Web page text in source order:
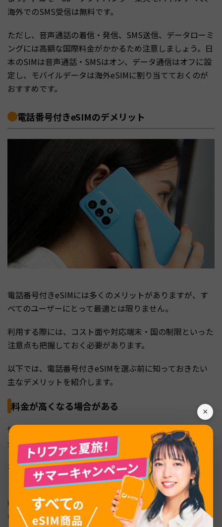
×
海外でのSMS受信は無料です。
ただし、音声通話の着信・発信、SMS送信、データローミ
ングには高額な国際料金がかかるため注意しましょう。日
本のSIMは音声通話・SMSはオン、データ通信はオフに設
定し、モバイルデータは海外eSIMに割り当てておくのが
おすすめです。
電話番号付きeSIMのデメリット
電話番号付きeSIMには多くのメリットがありますが、す
べてのユーザーにとって最適とは限りません。
利用する際には、コスト面や対応端末・国の制限といった
注意点も把握しておく必要があります。
以下では、電話番号付きeSIMを選ぶ前に知っておきたい
主なデメリットを紹介します。
料金が高くなる場合がある
電話番号付きeSIMは、データ通信専用のeSIMに比べて料
金が高くなる傾向があります。
なぜなら、音声通話やSMSといった機能が追加される分、
コストが上乗せされるためです。
料金の差は、提供される国や地域、通話の可否、通信事業
者によって異なります。たとえば、韓国では「データ専